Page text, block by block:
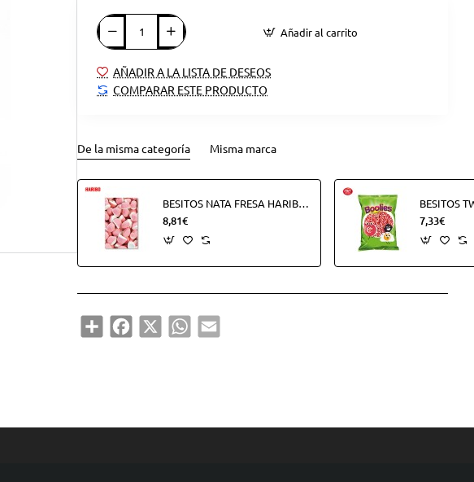
Añadir al carrito
AÑADIR A LA LISTA DE DESEOS
COMPARAR ESTE PRODUCTO
De la misma categoría Misma marca
BESITOS NATA FRESA HARIBO B250U (250UDS)
8,81€ 7,33€
Share Facebook
X WhatsApp
Email